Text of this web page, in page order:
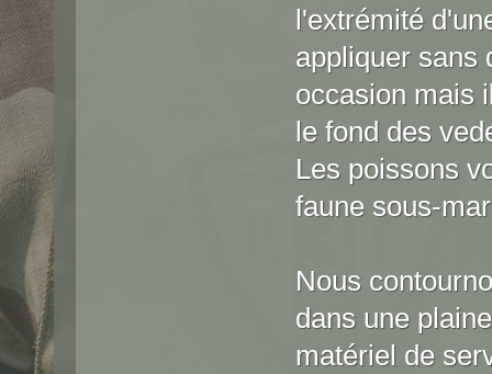
l'extrémité
appliquer sans
occasion mais
le fond des
Les poissons
faune sous-
Nous
dans une
matériel de